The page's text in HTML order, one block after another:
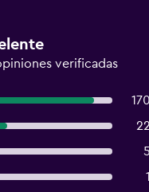
verificadas
170
22
5
1